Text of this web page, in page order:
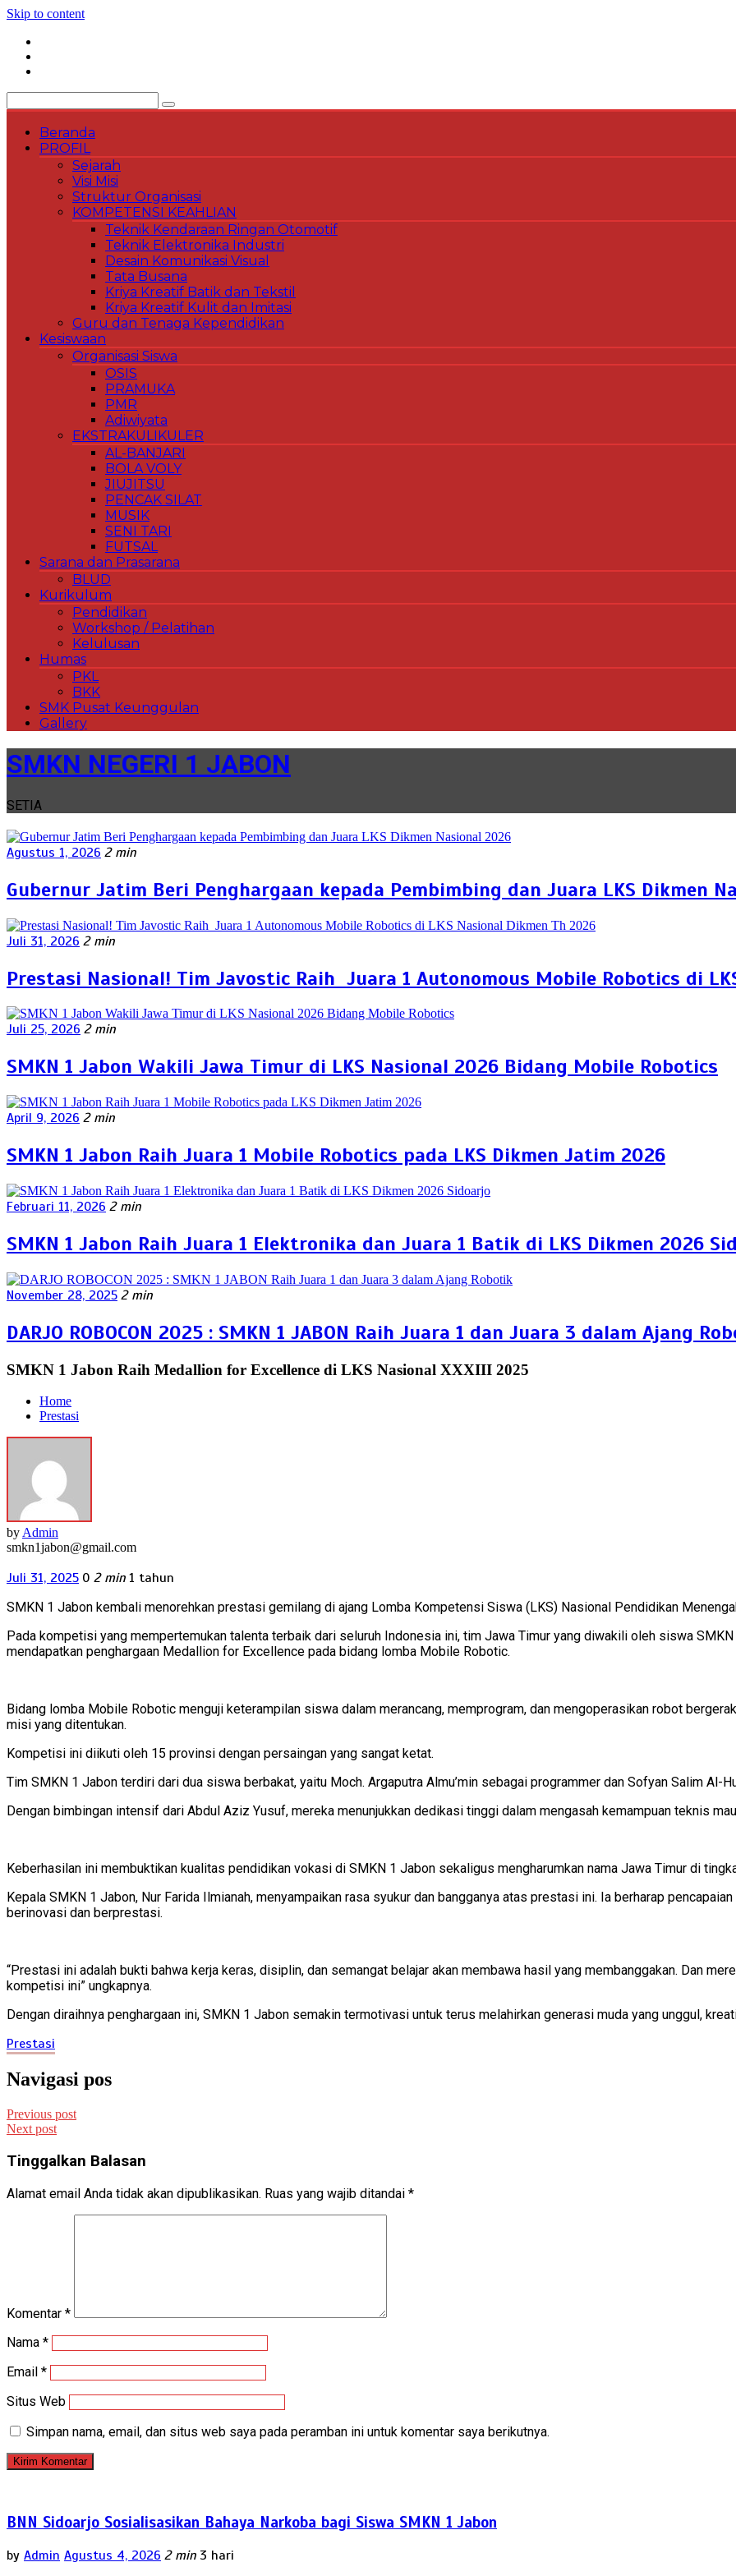
Skip to content
Beranda
PROFIL
Sejarah
Visi Misi
Struktur Organisasi
KOMPETENSI KEAHLIAN
Teknik Kendaraan Ringan Otomotif
Teknik Elektronika Industri
Desain Komunikasi Visual
Tata Busana
Kriya Kreatif Batik dan Tekstil
Kriya Kreatif Kulit dan Imitasi
Guru dan Tenaga Kependidikan
Kesiswaan
Organisasi Siswa
OSIS
PRAMUKA
PMR
Adiwiyata
EKSTRAKULIKULER
AL-BANJARI
BOLA VOLY
JIUJITSU
PENCAK SILAT
MUSIK
SENI TARI
FUTSAL
Sarana dan Prasarana
BLUD
Kurikulum
Pendidikan
Workshop / Pelatihan
Kelulusan
Humas
PKL
BKK
SMK Pusat Keunggulan
Gallery
SMKN NEGERI 1 JABON
SETIA
Agustus 1, 2026 2 min
Gubernur Jatim Beri Penghargaan kepada Pembimbing dan Juara LKS Dikmen
Juli 31, 2026 2 min
Prestasi Nasional! Tim Javostic Raih Juara 1 Autonomous Mobile Robotics di
Juli 25, 2026 2 min
SMKN 1 Jabon Wakili Jawa Timur di LKS Nasional 2026 Bidang Mobile Robotics
April 9, 2026 2 min
SMKN 1 Jabon Raih Juara 1 Mobile Robotics pada LKS Dikmen Jatim 2026
Februari 11, 2026 2 min
SMKN 1 Jabon Raih Juara 1 Elektronika dan Juara 1 Batik di LKS Dikmen 2026
November 28, 2025 2 min
DARJO ROBOCON 2025 : SMKN 1 JABON Raih Juara 1 dan Juara 3 dalam Ajang
SMKN 1 Jabon Raih Medallion for Excellence di LKS Nasional XXXIII 2025
Home
Prestasi
by Admin
smkn1jabon@gmail.com
Juli 31, 2025 0 2 min 1 tahun
SMKN 1 Jabon kembali menorehkan prestasi gemilang di ajang Lomba Kompetensi Siswa (LKS) Nasional Pendidikan
Pada kompetisi yang mempertemukan talenta terbaik dari seluruh Indonesia ini, tim Jawa Timur yang diwakili oleh siswa
mendapatkan penghargaan Medallion for Excellence pada bidang lomba Mobile Robotic.
Bidang lomba Mobile Robotic menguji keterampilan siswa dalam merancang, memprogram, dan mengoperasikan robot
misi yang ditentukan.
Kompetisi ini diikuti oleh 15 provinsi dengan persaingan yang sangat ketat.
Tim SMKN 1 Jabon terdiri dari dua siswa berbakat, yaitu Moch. Argaputra Almu’min sebagai programmer dan Sofyan Salim Al-
Dengan bimbingan intensif dari Abdul Aziz Yusuf, mereka menunjukkan dedikasi tinggi dalam mengasah kemampuan teknis
Keberhasilan ini membuktikan kualitas pendidikan vokasi di SMKN 1 Jabon sekaligus mengharumkan nama Jawa Timur di
Kepala SMKN 1 Jabon, Nur Farida Ilmianah, menyampaikan rasa syukur dan bangganya atas prestasi ini. Ia berharap
berinovasi dan berprestasi.
“Prestasi ini adalah bukti bahwa kerja keras, disiplin, dan semangat belajar akan membawa hasil yang membanggakan. Dan
kompetisi ini” ungkapnya.
Dengan diraihnya penghargaan ini, SMKN 1 Jabon semakin termotivasi untuk terus melahirkan generasi muda yang unggul,
Prestasi
Navigasi pos
Previous post
Next post
Tinggalkan Balasan
Alamat email Anda tidak akan dipublikasikan. Ruas yang wajib ditandai *
Komentar *
Nama *
Email *
Situs Web
Simpan nama, email, dan situs web saya pada peramban ini untuk komentar saya berikutnya.
BNN Sidoarjo Sosialisasikan Bahaya Narkoba bagi Siswa SMKN 1 Jabon
by Admin Agustus 4, 2026 2 min 3 hari